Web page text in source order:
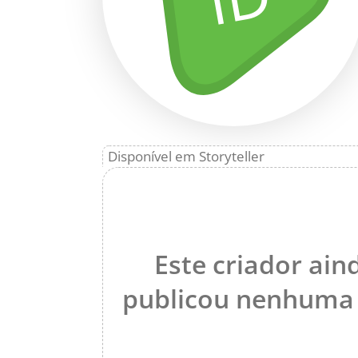
Disponível em Storyteller
Este criador
publicou